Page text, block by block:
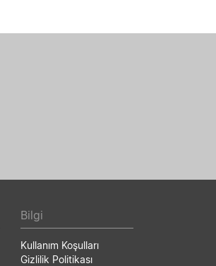
Bilgi
Kullanım Koşulları
Gizlilik Politikası